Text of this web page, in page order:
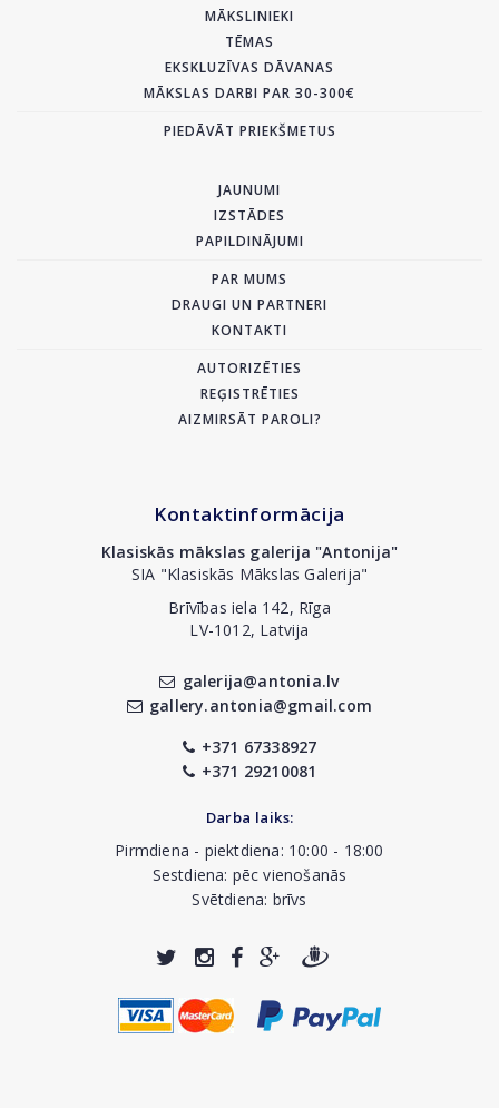
MĀKSLINIEKI
TĒMAS
EKSKLUZĪVAS DĀVANAS
MĀKSLAS DARBI PAR 30-300€
PIEDĀVĀT PRIEKŠMETUS
JAUNUMI
IZSTĀDES
PAPILDINĀJUMI
PAR MUMS
DRAUGI UN PARTNERI
KONTAKTI
AUTORIZĒTIES
REĢISTRĒTIES
AIZMIRSĀT PAROLI?
Kontaktinformācija
Klasiskās mākslas galerija "Antonija"
SIA "Klasiskās Mākslas Galerija"
Brīvības iela 142, Rīga
LV-1012, Latvija
galerija@antonia.lv
gallery.antonia@gmail.com
+371 67338927
+371 29210081
Darba laiks:
Pirmdiena - piektdiena: 10:00 - 18:00
Sestdiena: pēc vienošanās
Svētdiena: brīvs